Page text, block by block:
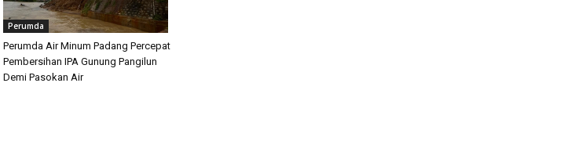
Perumda
Perumda Air Minum Padang Percepat
Pembersihan IPA Gunung Pangilun
Demi Pasokan Air